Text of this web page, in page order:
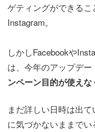
ゲティングができる
Instagram。
しかしFacebookや
は、今年のアップデー
ンペーン目的が使え
まだ詳しい日時は出
に気づかないままで